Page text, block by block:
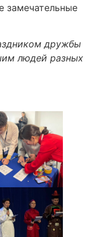
замечательные
дружбы
людей разных